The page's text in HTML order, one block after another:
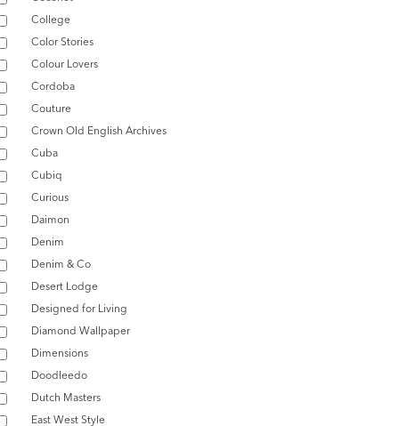
College
Color Stories
Colour Lovers
Cordoba
Couture
Crown Old English Archives
Cuba
Cubiq
Curious
Daimon
Denim
Denim & Co
Desert Lodge
Designed for Living
Diamond Wallpaper
Dimensions
Doodleedo
Dutch Masters
East West Style